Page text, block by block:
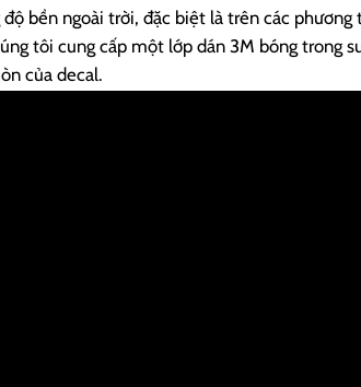
bền ngoài trời, đặc biệt là trên các
tôi cung cấp một lớp dán 3M bóng trong
của decal.